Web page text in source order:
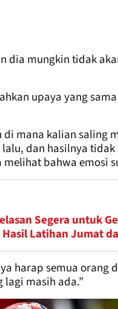
dia mungkin tidak
upaya yang
di mana kalian saling
dan hasilnya
bahwa emosi
Segera untuk
Hasil Latihan Jumat
harap semua orang
masih ada.”